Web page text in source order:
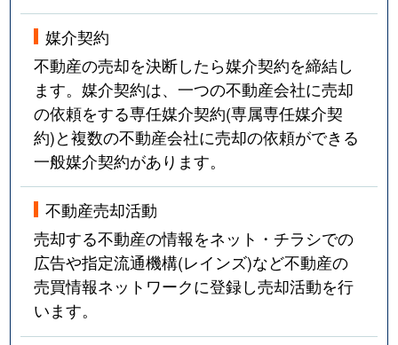
媒介契約
不動産の売却を決断したら媒介契約を締結し
ます。媒介契約は、一つの不動産会社に売却
の依頼をする専任媒介契約(専属専任媒介契
約)と複数の不動産会社に売却の依頼ができる
一般媒介契約があります。
不動産売却活動
売却する不動産の情報をネット・チラシでの
広告や指定流通機構(レインズ)など不動産の
売買情報ネットワークに登録し売却活動を行
います。